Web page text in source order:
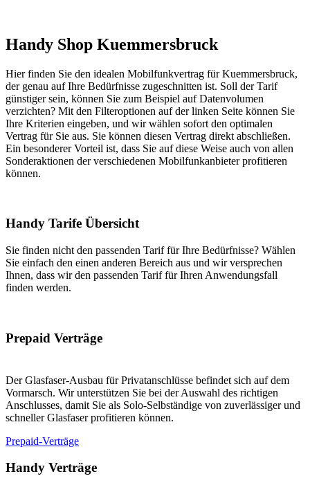
Handy Shop Kuemmersbruck
Hier finden Sie den idealen Mobilfunkvertrag für Kuemmersbruck,
der genau auf Ihre Bedürfnisse zugeschnitten ist. Soll der Tarif
günstiger sein, können Sie zum Beispiel auf Datenvolumen
verzichten? Mit den Filteroptionen auf der linken Seite können Sie
Ihre Kriterien eingeben, und wir wählen sofort den optimalen
Vertrag für Sie aus. Sie können diesen Vertrag direkt abschließen.
Ein besonderer Vorteil ist, dass Sie auf diese Weise auch von allen
Sonderaktionen der verschiedenen Mobilfunkanbieter profitieren
können.
Handy Tarife Übersicht
Sie finden nicht den passenden Tarif für Ihre Bedürfnisse? Wählen
Sie einfach den einen anderen Bereich aus und wir versprechen
Ihnen, dass wir den passenden Tarif für Ihren Anwendungsfall
finden werden.
Prepaid Verträge
Der Glasfaser-Ausbau für Privatanschlüsse befindet sich auf dem
Vormarsch. Wir unterstützen Sie bei der Auswahl des richtigen
Anschlusses, damit Sie als Solo-Selbständige von zuverlässiger und
schneller Glasfaser profitieren können.
Prepaid-Verträge
Handy Verträge